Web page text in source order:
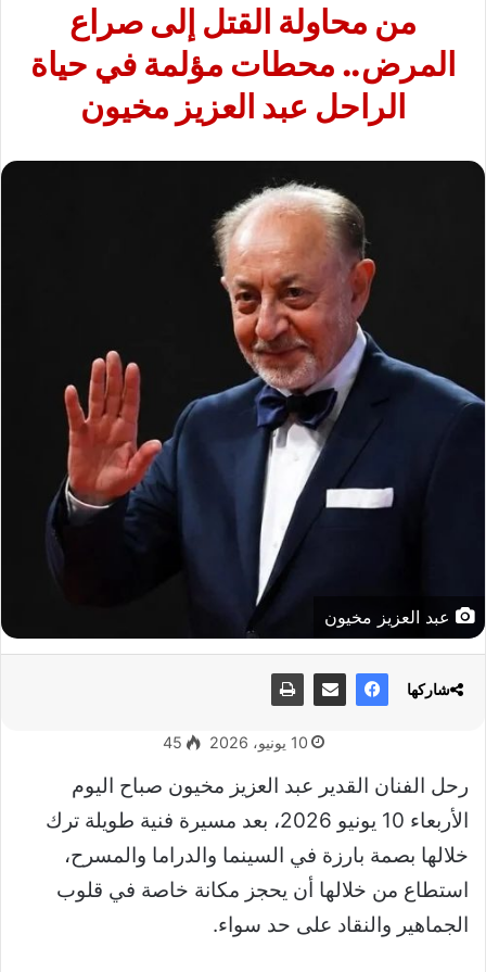
من محاولة القتل إلى صراع
المرض.. محطات مؤلمة في حياة
الراحل عبد العزيز مخيون
عبد العزيز مخيون
10 يونيو، 2026 45
رحل الفنان القدير عبد العزيز مخيون صباح اليوم
الأربعاء 10 يونيو 2026، بعد مسيرة فنية طويلة ترك
خلالها بصمة بارزة في السينما والدراما والمسرح،
استطاع من خلالها أن يحجز مكانة خاصة في قلوب
الجماهير والنقاد على حد سواء.
شاركها